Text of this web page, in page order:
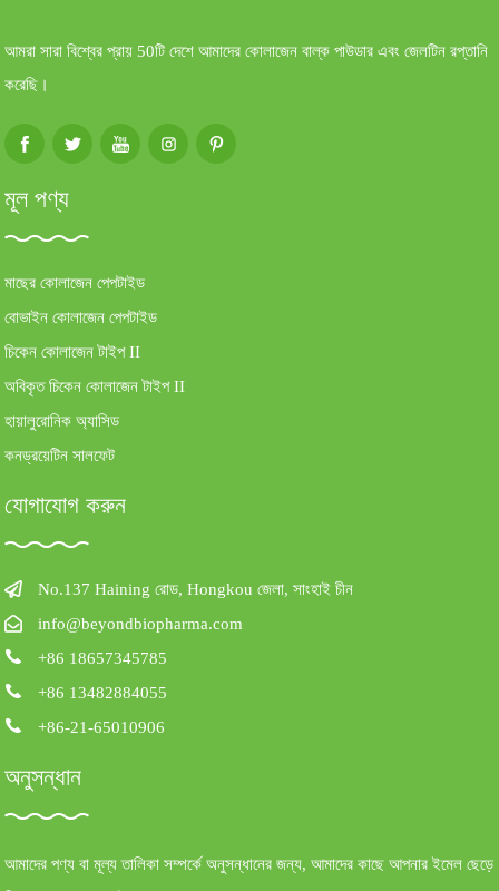
আমরা সারা বিশ্বের প্রায় 50টি দেশে আমাদের কোলাজেন বাল্ক পাউডার এবং জেলটিন রপ্তানি
করেছি।
মূল পণ্য
মাছের কোলাজেন পেপটাইড
বোভাইন কোলাজেন পেপটাইড
চিকেন কোলাজেন টাইপ II
অবিকৃত চিকেন কোলাজেন টাইপ II
হায়ালুরোনিক অ্যাসিড
কনড্রয়েটিন সালফেট
যোগাযোগ করুন
No.137 Haining রোড, Hongkou জেলা, সাংহাই চীন
info@beyondbiopharma.com
+86 18657345785
+86 13482884055
+86-21-65010906
অনুসন্ধান
আমাদের পণ্য বা মূল্য তালিকা সম্পর্কে অনুসন্ধানের জন্য, আমাদের কাছে আপনার ইমেল ছেড়ে